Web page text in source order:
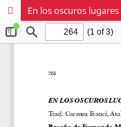
En los oscuros